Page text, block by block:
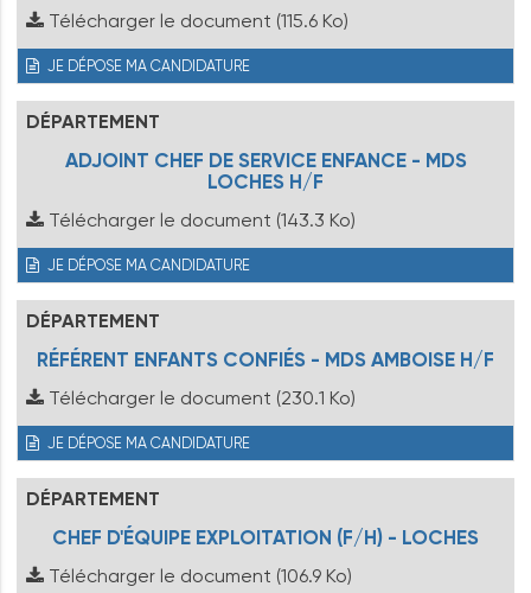
Télécharger le document (115.6 Ko)
JE DÉPOSE MA CANDIDATURE
DÉPARTEMENT
ADJOINT CHEF DE SERVICE ENFANCE - MDS
LOCHES H/F
Télécharger le document (143.3 Ko)
JE DÉPOSE MA CANDIDATURE
DÉPARTEMENT
RÉFÉRENT ENFANTS CONFIÉS - MDS AMBOISE H/F
Télécharger le document (230.1 Ko)
JE DÉPOSE MA CANDIDATURE
DÉPARTEMENT
CHEF D'ÉQUIPE EXPLOITATION (F/H) - LOCHES
Télécharger le document (106.9 Ko)